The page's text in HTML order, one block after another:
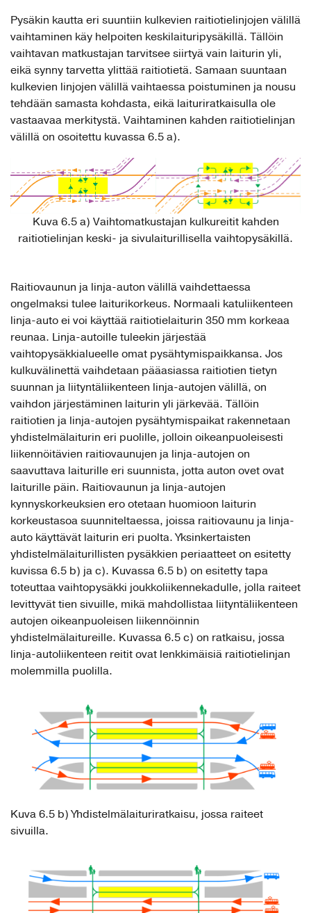
Pysäkin kautta eri suuntiin kulkevien raitiotielinjojen välillä
vaihtaminen käy helpoiten keskilaituripysäkillä. Tällöin
vaihtavan matkustajan tarvitsee siirtyä vain laiturin yli,
eikä synny tarvetta ylittää raitiotietä. Samaan suuntaan
kulkevien linjojen välillä vaihtaessa poistuminen ja nousu
tehdään samasta kohdasta, eikä laituriratkaisulla ole
vastaavaa merkitystä. Vaihtaminen kahden raitiotielinjan
välillä on osoitettu kuvassa 6.5 a).
Kuva 6.5 a) Vaihtomatkustajan kulkureitit kahden
raitiotielinjan keski- ja sivulaiturillisella vaihtopysäkillä.
Raitiovaunun ja linja-auton välillä vaihdettaessa
ongelmaksi tulee laiturikorkeus. Normaali katuliikenteen
linja-auto ei voi käyttää raitiotielaiturin 350 mm korkeaa
reunaa. Linja-autoille tuleekin järjestää
vaihtopysäkkialueelle omat pysähtymispaikkansa. Jos
kulkuvälinettä vaihdetaan pääasiassa raitiotien tietyn
suunnan ja liityntäliikenteen linja-autojen välillä, on
vaihdon järjestäminen laiturin yli järkevää. Tällöin
raitiotien ja linja-autojen pysähtymispaikat rakennetaan
yhdistelmälaiturin eri puolille, jolloin oikeanpuoleisesti
liikennöitävien raitiovaunujen ja linja-autojen on
saavuttava laiturille eri suunnista, jotta auton ovet ovat
laiturille päin. Raitiovaunun ja linja-autojen
kynnyskorkeuksien ero otetaan huomioon laiturin
korkeustasoa suunniteltaessa, joissa raitiovaunu ja linja-
auto käyttävät laiturin eri puolta. Yksinkertaisten
yhdistelmälaiturillisten pysäkkien periaatteet on esitetty
kuvissa 6.5 b) ja c). Kuvassa 6.5 b) on esitetty tapa
toteuttaa vaihtopysäkki joukkoliikennekadulle, jolla raiteet
levittyvät tien sivuille, mikä mahdollistaa liityntäliikenteen
autojen oikeanpuoleisen liikennöinnin
yhdistelmälaitureille. Kuvassa 6.5 c) on ratkaisu, jossa
linja-autoliikenteen reitit ovat lenkkimäisiä raitiotielinjan
molemmilla puolilla.
Kuva 6.5 b) Yhdistelmälaituriratkaisu, jossa raiteet
sivuilla.